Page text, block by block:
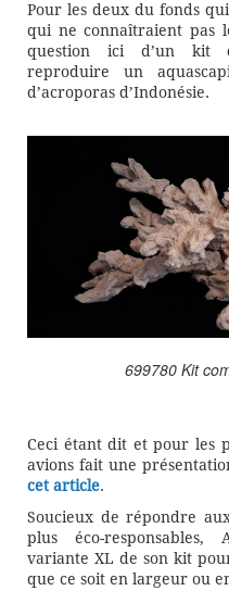
Pour les deux du fonds
qui ne connaîtraient pas
question ici d’un kit
reproduire un
d’acroporas d’Indonésie.
699780 Kit
Ceci étant dit et pour les
avions fait une
cet article.
Soucieux de répondre
plus éco-
variante XL de son kit
que ce soit en largeur ou